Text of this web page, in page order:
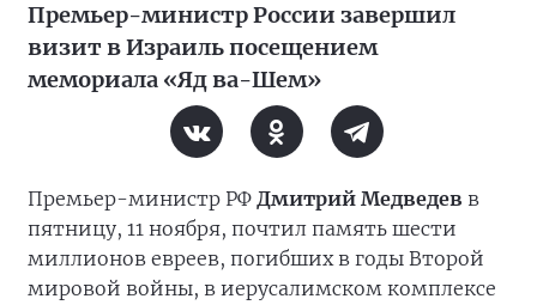
Премьер-министр России завершил
визит в Израиль посещением
мемориала «Яд ва-Шем»
Премьер-министр РФ Дмитрий Медведев в
пятницу, 11 ноября, почтил память шести
миллионов евреев, погибших в годы Второй
мировой войны, в иерусалимском комплексе